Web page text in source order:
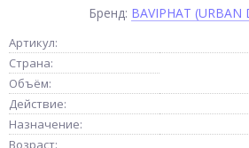
Бренд: BAVIPHAT (URBAN
Артикул:
Страна:
Объём:
Действие:
Назначение:
Возраст: